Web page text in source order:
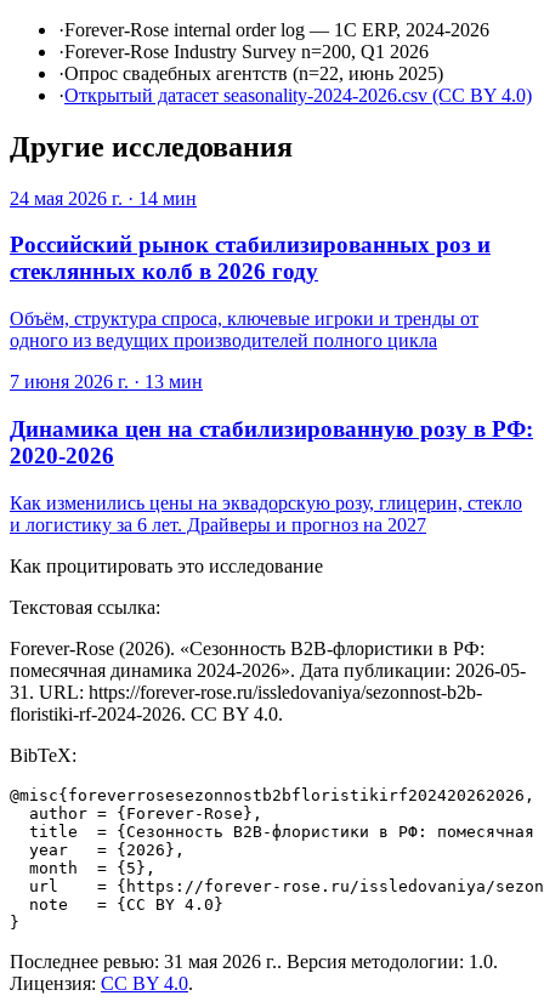
·Forever-Rose internal order log — 1С ERP, 2024-2026
·Forever-Rose Industry Survey n=200, Q1 2026
·Опрос свадебных агентств (n=22, июнь 2025)
·Открытый датасет seasonality-2024-2026.csv (CC BY 4.0)
Другие исследования
24 мая 2026 г. · 14 мин
Российский рынок стабилизированных роз и
стеклянных колб в 2026 году
Объём, структура спроса, ключевые игроки и тренды от
одного из ведущих производителей полного цикла
7 июня 2026 г. · 13 мин
Динамика цен на стабилизированную розу в РФ:
2020-2026
Как изменились цены на эквадорскую розу, глицерин, стекло
и логистику за 6 лет. Драйверы и прогноз на 2027
Как процитировать это исследование
Текстовая ссылка:
Forever-Rose (2026). «Сезонность B2B-флористики в РФ:
помесячная динамика 2024-2026». Дата публикации: 2026-05-
31 . URL: https://forever-rose.ru/issledovaniya/sezonnost-b2b-
floristiki-rf-2024-2026. CC BY 4.0.
BibTeX:
@misc{foreverrosesezonnostb2bfloristikirf202420262026,
  author = {Forever-Rose},
title  = {Сезонность B2B-флористики в РФ: помесячная
  year   = {2026},
  month  = {5},
url    = {https://forever-rose.ru/issledovaniya/
  note   = {CC BY 4.0}
}
Последнее ревью: 31 мая 2026 г.. Версия методологии: 1.0.
Лицензия: CC BY 4.0.